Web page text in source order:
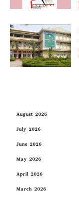
August 2026
July 2026
June 2026
May 2026
April 2026
March 2026